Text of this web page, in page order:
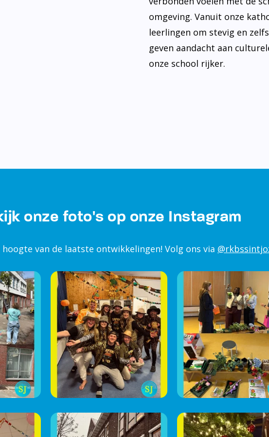
omgeving. Vanuit onze
leerlingen om stevig en
geven aandacht aan
onze school rijker.
onze foto's op onze Instagram
van de laatste ontwikkelingen! Volg ons via